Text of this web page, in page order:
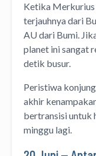
Ketika Merkurius
terjauhnya dari
AU dari Bumi.
planet ini sangat
detik busur.
Peristiwa
akhir
bertransisi untuk
minggu lagi.